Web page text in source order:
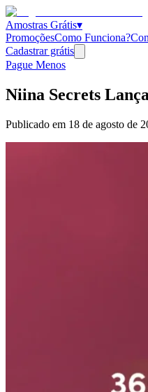
Amostras Grátis▾
PromoçõesComo Funciona?
Cadastrar grátis
Pague Menos
Niina Secrets
Publicado em 18 de agosto de